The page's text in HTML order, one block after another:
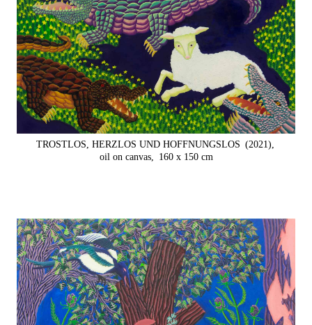
TROSTLOS, HERZLOS UND HOFFNUNGSLOS (2021),
oil on canvas,
160 x 150 cm